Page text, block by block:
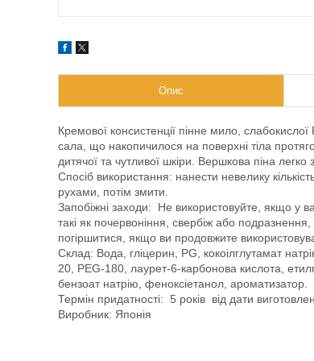
Опис
Кремової консистенції пінне мило,
сала, що накопичилося на поверхні тіла
дитячої та чутливої шкіри. Вершкова піна
Спосіб використання: нанести невелику
рухами, потім змити.
Запобіжні заходи: Не використовуйте, якщо у
такі як почервоніння, свербіж або
погіршитися, якщо ви продовжите
Склад: Вода, гліцерин, PG, кокоілглутамат
20, PEG-180, лаурет-6-карбонова кислота,
бензоат натрію, феноксіетанол, ароматизатор.
Термін придатності: 5 років від дати
Виробник: Японія